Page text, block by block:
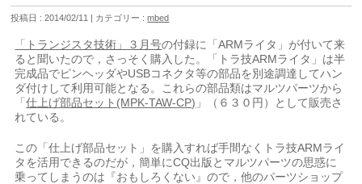
投稿日 : 2014/02/11 | カテゴリー :mbed
「トランジスタ技術」３月号の付録に「ARMライタ」が付いて来
ると聞いたので，さっそく購入した。「トラ技ARMライタ」は半
完成品でピンヘッダやUSBコネクタ等の部品を別途調達してハン
ダ付けして利用可能となる。これらの部品類はマルツパーツから
「仕上げ部品セット(MPK-TAW-CP) 」（６３０円）として販売さ
れている。
この「仕上げ部品セット」を購入すれば手間なくトラ技ARMライ
タを活用できるのだが，簡単にCQ出版とマルツパーツの思惑に
乗ってしまうのは『おもしろくない』ので，他のパーツショップ